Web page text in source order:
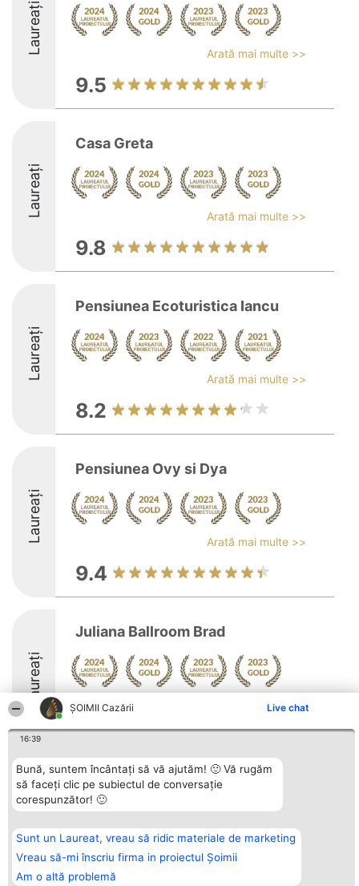
ȘOIMII Cazării Live chat
16:39
Bună, suntem încântați să vă ajutăm! 🙂 Vă rugăm
să faceți clic pe subiectul de conversație
corespunzător! 🙂
Sunt un Laureat, vreau să ridic materiale de marketing
Vreau să-mi înscriu firma in proiectul Șoimii
Am o altă problemă
Laureați Arată mai multe >>
9.5
Laureați
Casa Greta
Arată mai multe >>
9.8
Laureați
Pensiunea Ecoturistica Iancu
Arată mai multe >>
8.2
Laureați
Pensiunea Ovy si Dya
Arată mai multe >>
9.4
Laureați
Juliana Ballroom Brad
Arată mai multe >>
9.3
Organizator Ranking
BRIGHT SOLUTIONS BR SRL
Sc. A Et. 4 Ap. 13 Cod 061952
București
CUI 36737675
tel: +40 770 990 492
Plebiscyt
Laureaților
Reguli
Politica de